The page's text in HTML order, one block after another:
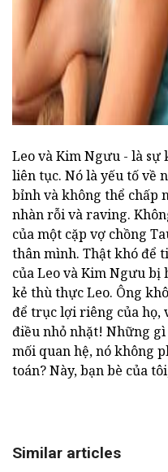
Leo và Kim Ngưu - là sự
liên tục. Nó là yếu tố về
bỉnh và không thể chấp
nhàn rỗi và raving.
của một cặp vợ chồng
thân mình. Thật khó để
của Leo và Kim Ngưu bị
kẻ thù thực Leo. Ông
để trục lợi riêng của họ,
điều nhỏ nhặt! Những
mối quan hệ, nó không
toán? Này, bạn bè của
Similar articles